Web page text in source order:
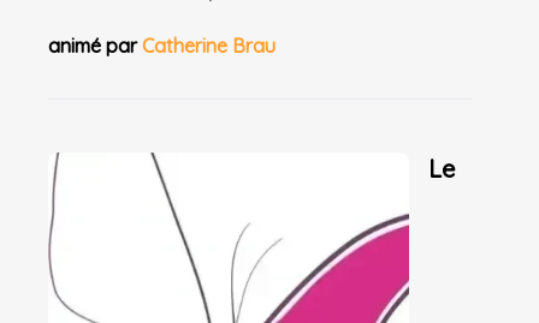
animé parCatherine Brau
Le